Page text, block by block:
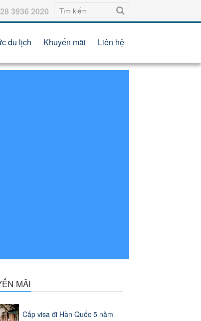
3936 2020
du lịch Khuyến mãi Liên hệ
MÃI
Cấp visa đi Hàn Quốc 5 năm